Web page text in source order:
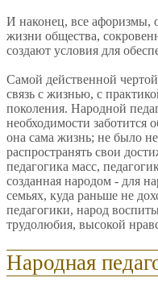
И наконец, все афоризмы,
жизни общества,
создают условия для
Самой действенной
связь с жизнью, с
поколения. Народной
необходимости заботится
она сама жизнь; не было
распространять свои
педагогика масс,
созданная народом - для
семьях, куда раньше не
педагогики, народ
трудолюбия, высокой
Народная